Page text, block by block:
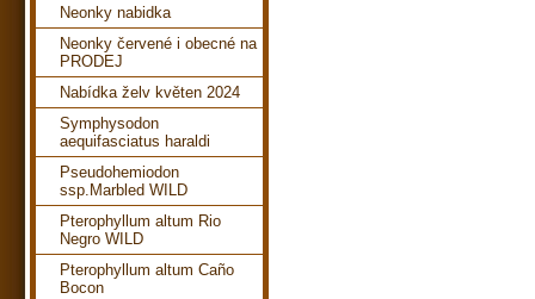
Neonky nabidka
Neonky červené i obecné na
PRODEJ
Nabídka želv květen 2024
Symphysodon
aequifasciatus haraldi
Pseudohemiodon
ssp.Marbled WILD
Pterophyllum altum Rio
Negro WILD
Pterophyllum altum Caño
Bocon